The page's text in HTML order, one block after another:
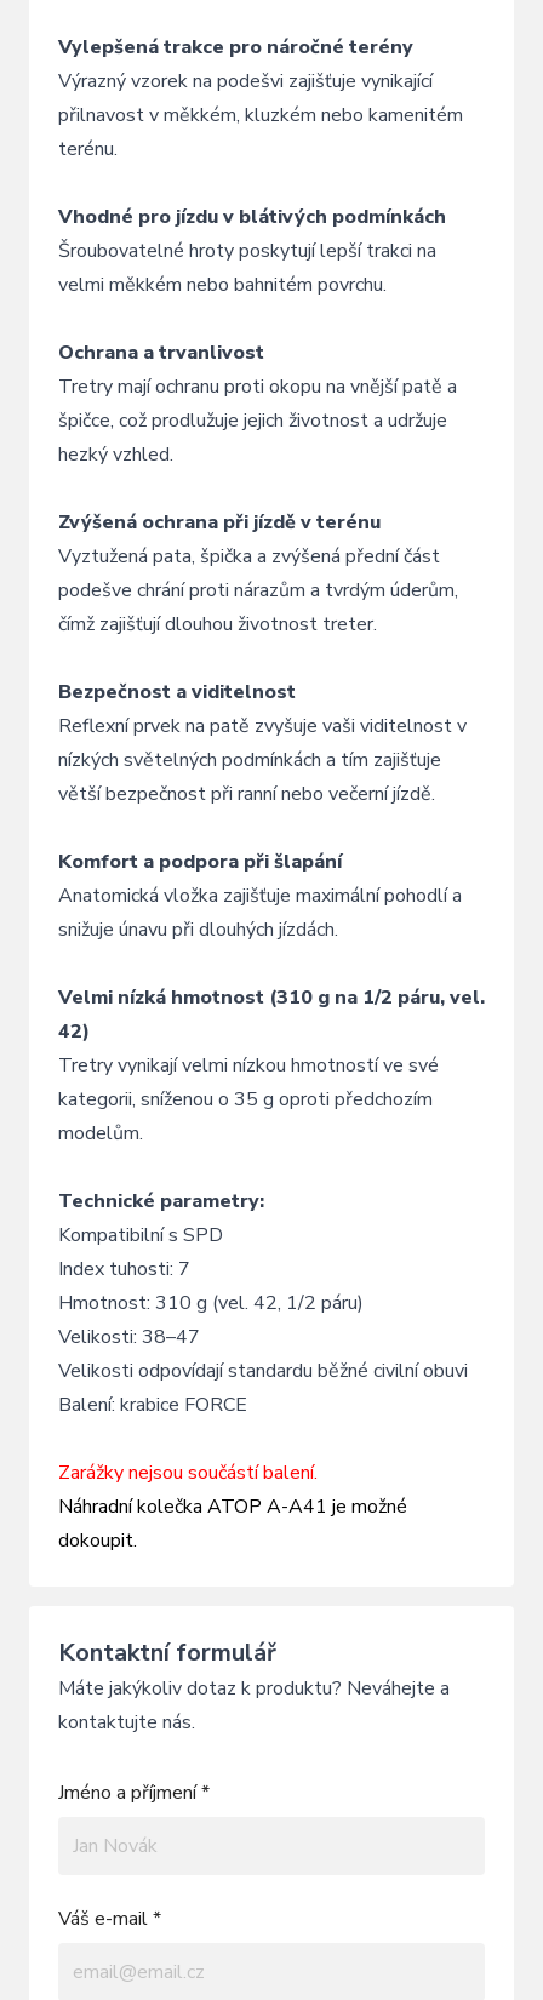
Vylepšená trakce pro náročné terény
Výrazný vzorek na podešvi zajišťuje vynikající
přilnavost v měkkém, kluzkém nebo kamenitém
terénu.
Vhodné pro jízdu v blátivých podmínkách
Šroubovatelné hroty poskytují lepší trakci na
velmi měkkém nebo bahnitém povrchu.
Ochrana a trvanlivost
Tretry mají ochranu proti okopu na vnější patě a
špičce, což prodlužuje jejich životnost a udržuje
hezký vzhled.
Zvýšená ochrana při jízdě v terénu
Vyztužená pata, špička a zvýšená přední část
podešve chrání proti nárazům a tvrdým úderům,
čímž zajišťují dlouhou životnost treter.
Bezpečnost a viditelnost
Reflexní prvek na patě zvyšuje vaši viditelnost v
nízkých světelných podmínkách a tím zajišťuje
větší bezpečnost při ranní nebo večerní jízdě.
Komfort a podpora při šlapání
Anatomická vložka zajišťuje maximální pohodlí a
snižuje únavu při dlouhých jízdách.
Velmi nízká hmotnost (310 g na 1/2 páru, vel.
42)
Tretry vynikají velmi nízkou hmotností ve své
kategorii, sníženou o 35 g oproti předchozím
modelům.
Technické parametry:
Kompatibilní s SPD
Index tuhosti: 7
Hmotnost: 310 g (vel. 42, 1/2 páru)
Velikosti: 38–47
Velikosti odpovídají standardu běžné civilní obuvi
Balení: krabice FORCE
Zarážky nejsou součástí balení.
Náhradní kolečka ATOP A-A41 je možné
dokoupit.
Kontaktní formulář
Máte jakýkoliv dotaz k produktu? Neváhejte a
kontaktujte nás.
Jméno a příjmení *
Váš e-mail *